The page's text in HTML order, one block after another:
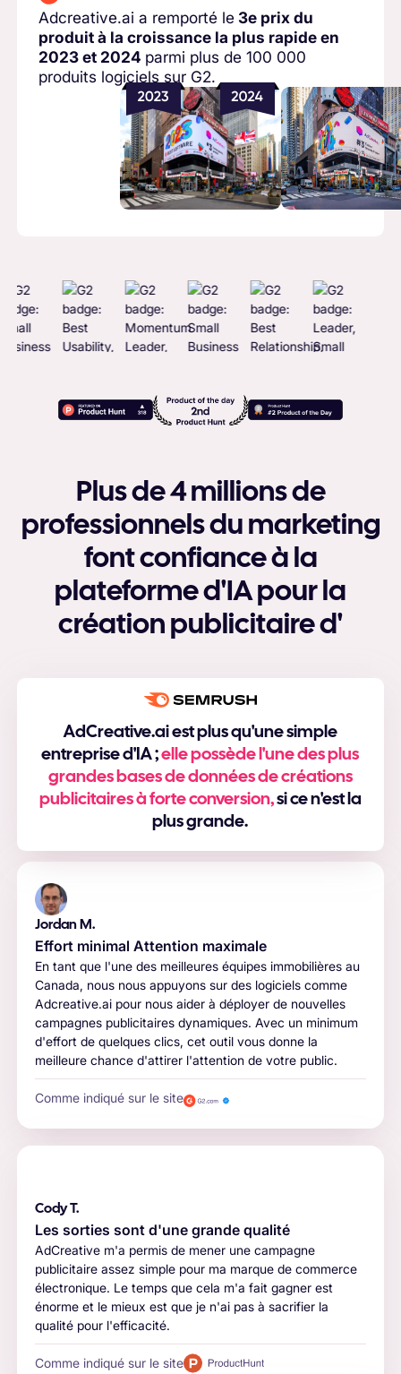
Adcreative.ai a remporté le3e prix du
produit à la croissance la plus rapide en
2023 et 2024 parmi plus de 100 000
produits logiciels sur G2.
Plus de 4 millions de
professionnels du marketing
font confiance à la
plateforme d'IA pour la
création publicitaire d'
AdCreative.ai est plus qu'une simple
entreprise d'IA ;elle possède l'une des plus
grandes bases de données de créations
publicitaires à forte conversion,si ce n'est la
plus grande.
Jordan M.
Effort minimal Attention maximale
En tant que l'une des meilleures équipes immobilières au
Canada, nous nous appuyons sur des logiciels comme
Adcreative.ai pour nous aider à déployer de nouvelles
campagnes publicitaires dynamiques. Avec un minimum
d'effort de quelques clics, cet outil vous donne la
meilleure chance d'attirer l'attention de votre public.
Comme indiqué sur le site
Cody T.
Les sorties sont d'une grande qualité
AdCreative m'a permis de mener une campagne
publicitaire assez simple pour ma marque de commerce
électronique. Le temps que cela m'a fait gagner est
énorme et le mieux est que je n'ai pas à sacrifier la
qualité pour l'efficacité.
Comme indiqué sur le site